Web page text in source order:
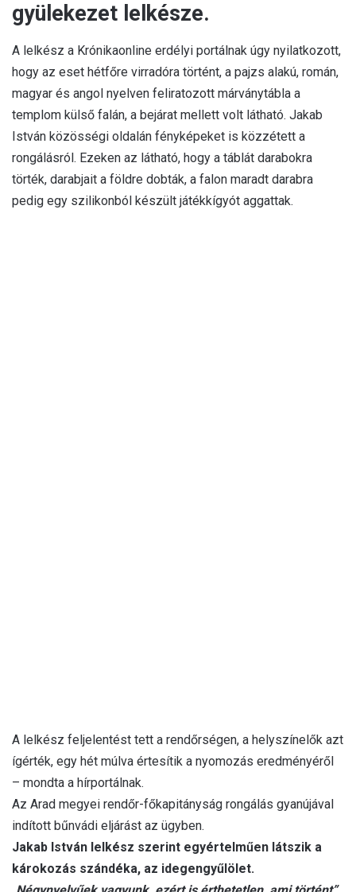
gyülekezet lelkésze.
A lelkész a Krónikaonline erdélyi portálnak úgy nyilatkozott,
hogy az eset hétfőre virradóra történt, a pajzs alakú, román,
magyar és angol nyelven feliratozott márványtábla a
templom külső falán, a bejárat mellett volt látható. Jakab
István közösségi oldalán fényképeket is közzétett a
rongálásról. Ezeken az látható, hogy a táblát darabokra
törték, darabjait a földre dobták, a falon maradt darabra
pedig egy szilikonból készült játékkígyót aggattak.
A lelkész feljelentést tett a rendőrségen, a helyszínelők azt
ígérték, egy hét múlva értesítik a nyomozás eredményéről
– mondta a hírportálnak.
Az Arad megyei rendőr-főkapitányság rongálás gyanújával
indított bűnvádi eljárást az ügyben.
Jakab István lelkész szerint egyértelműen látszik a
károkozás szándéka, az idegengyűlölet.